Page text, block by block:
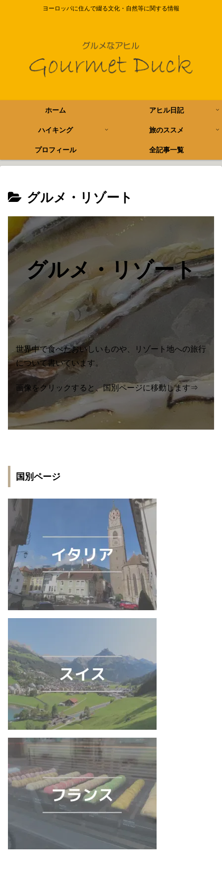
ヨーロッパに住んで綴る文化・自然等に関する情報
ホーム アヒル日記
ハイキング 旅のススメ
プロフィール 全記事一覧
グルメ・リゾート
グルメ・リゾート
世界中で食べたおいしいものや、リゾート地への旅行
について書いています。
画像をクリックすると、国別ページに移動します⇒
国別ページ